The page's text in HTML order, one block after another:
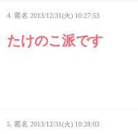
4. 匿名 2013/12/31(火) 10:27:53
たけのこ派です
5. 匿名 2013/12/31(火) 10:28:03